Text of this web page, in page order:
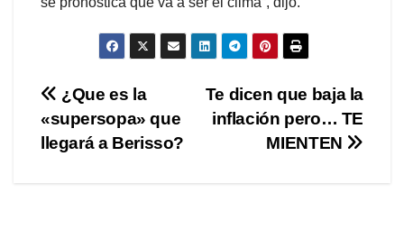
Navegación
de
Te dicen que baja la
inflación pero… TE
MIENTEN
¿Que es la
«supersopa» que
llegará a Berisso?